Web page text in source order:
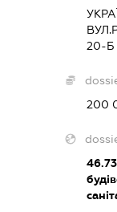
20-Б
200
46.73